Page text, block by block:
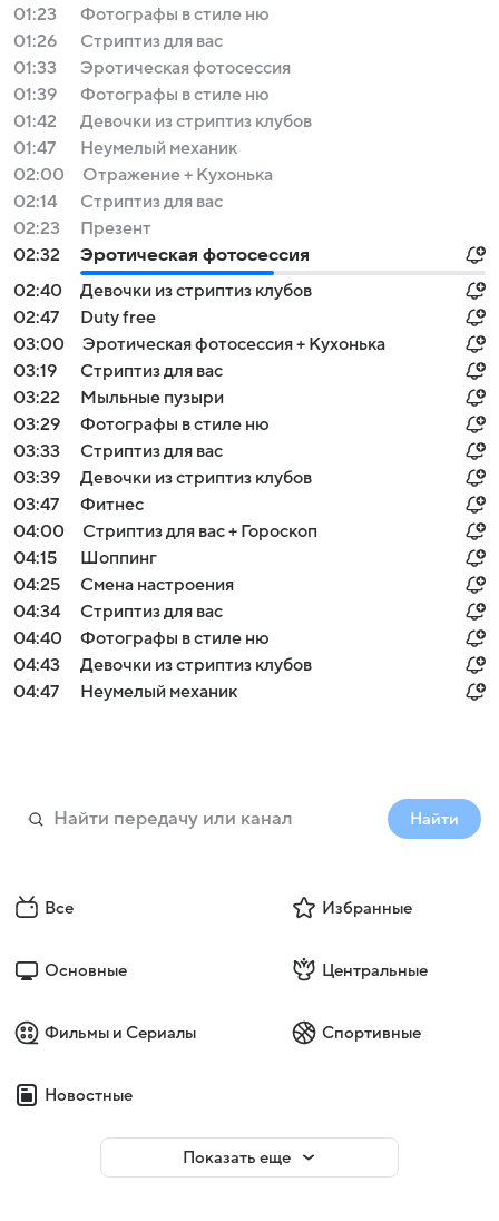
01:23
Фотографы в стиле ню
01:26
Стриптиз для вас
01:33
Эротическая фотосессия
01:39
Фотографы в стиле ню
01:42
Девочки из стриптиз клубов
01:47
Неумелый механик
02:00
Отражение + Кухонька
02:14
Стриптиз для вас
02:23
Презент
02:32
Эротическая фотосессия
02:40
Девочки из стриптиз клубов
02:47
Duty free
03:00
Эротическая фотосессия + Кухонька
03:19
Стриптиз для вас
03:22
Мыльные пузыри
03:29
Фотографы в стиле ню
03:33
Стриптиз для вас
03:39
Девочки из стриптиз клубов
03:47
Фитнес
04:00
Стриптиз для вас + Гороскоп
04:15
Шоппинг
04:25
Смена настроения
04:34
Стриптиз для вас
04:40
Фотографы в стиле ню
04:43
Девочки из стриптиз клубов
04:47
Неумелый механик
Найти
Все Избранные
Основные Центральные
Фильмы и Сериалы Спортивные
Новостные
Показать еще